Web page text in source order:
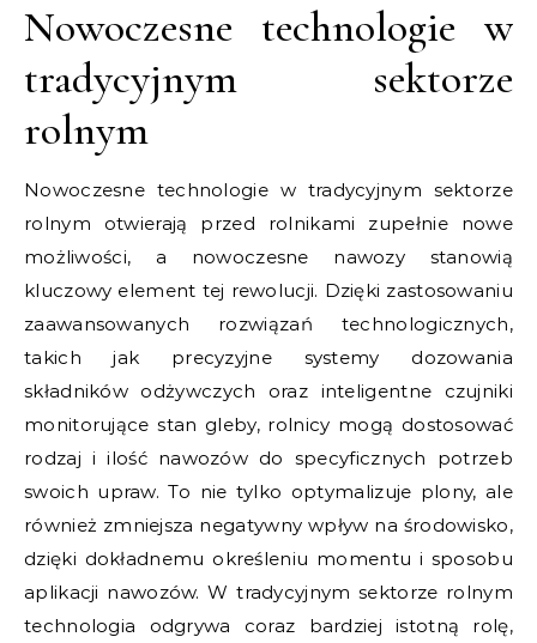
Nowoczesne technologie w
tradycyjnym sektorze
rolnym
Nowoczesne technologie w tradycyjnym sektorze
rolnym otwierają przed rolnikami zupełnie nowe
możliwości, a nowoczesne nawozy stanowią
kluczowy element tej rewolucji. Dzięki zastosowaniu
zaawansowanych rozwiązań technologicznych,
takich jak precyzyjne systemy dozowania
składników odżywczych oraz inteligentne czujniki
monitorujące stan gleby, rolnicy mogą dostosować
rodzaj i ilość nawozów do specyficznych potrzeb
swoich upraw. To nie tylko optymalizuje plony, ale
również zmniejsza negatywny wpływ na środowisko,
dzięki dokładnemu określeniu momentu i sposobu
aplikacji nawozów. W tradycyjnym sektorze rolnym
technologia odgrywa coraz bardziej istotną rolę,